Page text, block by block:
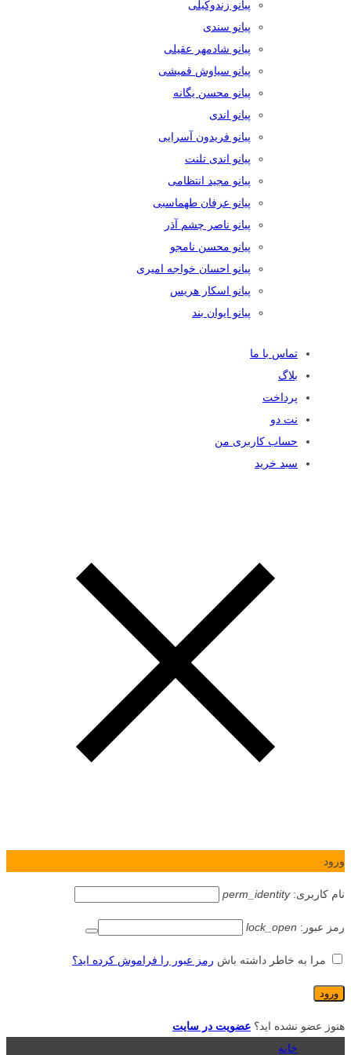
پیانو زندوکیلی
پیانو سندی
پیانو شادمهر عقیلی
پیانو سیاوش قمیشی
پیانو محسن یگانه
پیانو اندی
پیانو فریدون آسرایی
پیانو اندی تلنت
پیانو مجید انتظامی
پیانو عرفان طهماسبی
پیانو ناصر چشم آذر
پیانو محسن نامجو
پیانو احسان خواجه امیری
پیانو اسکار هریس
پیانو ایوان بند
تماس با ما
بلاگ
پرداخت
نت دو
حساب کاربری من
سبد خرید
ورود
نام کاربری:perm_identity
رمز عبور: lock_open
مرا به خاطر داشته باش رمز عبور را فراموش کرده اید؟
هنوز عضو نشده اید؟ عضویت در سایت
خانه